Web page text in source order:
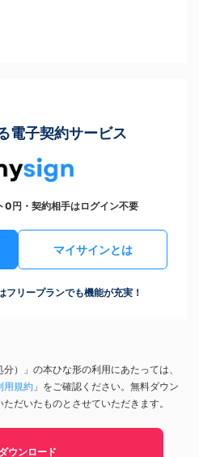
電子契約サービス
0円・契約相手はログイン不要
マイサインとは
リープランでも機能が充実！
）」の本ひな形の利用にあたっては、
用規約 」をご確認ください。無料ダウン
だいたものとさせていただきます。
ウンロード